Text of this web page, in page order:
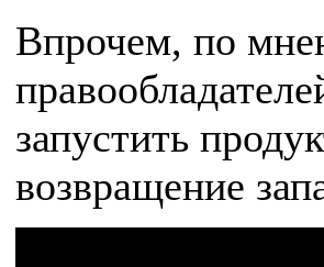
Впрочем, по
запустить
возвращение